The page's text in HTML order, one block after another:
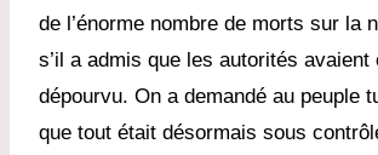
de l’énorme nombre de morts sur la
s’il a admis que les autorités avaient
dépourvu. On a demandé au peuple
que tout était désormais sous